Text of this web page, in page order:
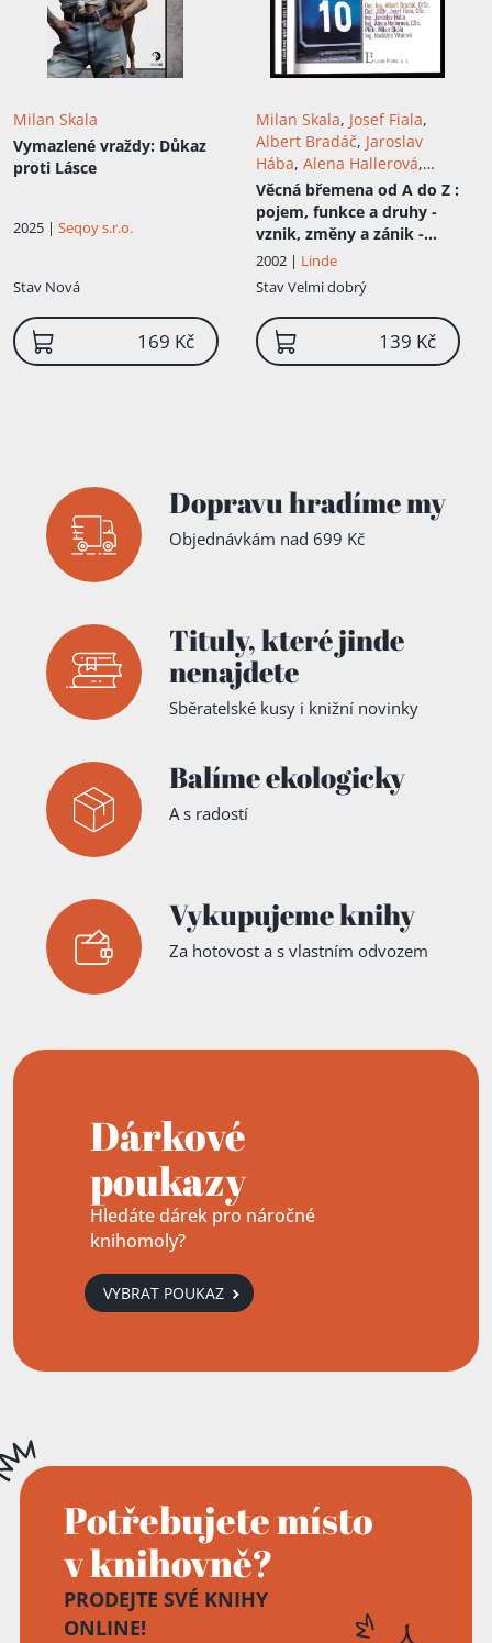
Milan Skala
Vymazlené vraždy: Důkaz
proti Lásce
2025 | Seqoy s.r.o.
Stav Nová
169 Kč
Milan Skala, Josef Fiala,
Albert Bradáč, Jaroslav
Hába, Alena Hallerová,
Naděžda Vitulová
Věcná břemena od A do Z :
pojem, funkce a druhy -
vznik, změny a zánik -
obsah a předmět -
promlčení - ochranná
pásma - oceňování a
zdaňování - katastrální
úřad a věcná břemena
2002 | Linde
StavVelmi dobrý
139 Kč
Dopravu hradíme my
Objednávkám nad 699 Kč
Tituly,které jinde
nenajdete
Sběratelské kusy i knižní novinky
Balíme ekologicky
A s radostí
Vykupujeme knihy
Za hotovost a s vlastním odvozem
Dárkové
poukazy
Hledáte dárek pro náročné
knihomoly?
VYBRAT POUKAZ
Potřebujete místo
v knihovně?
PRODEJTE SVÉ KNIHY
ONLINE!